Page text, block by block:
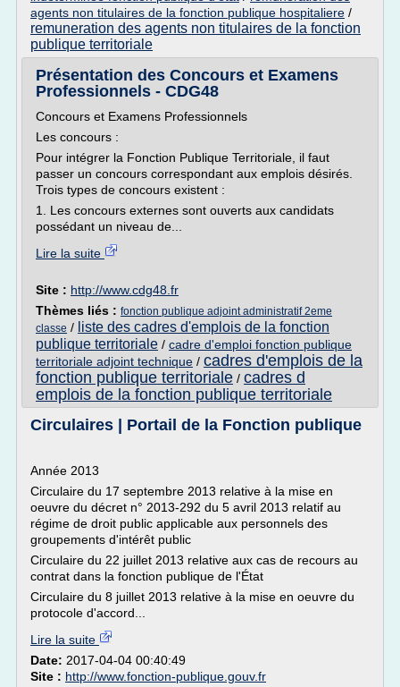
agents non titulaires de la fonction publique hospitaliere /
remuneration des agents non titulaires de la fonction
publique territoriale
Présentation des Concours et Examens
Professionnels - CDG48
Concours et Examens Professionnels
Les concours :
Pour intégrer la Fonction Publique Territoriale, il faut
passer un concours correspondant aux emplois désirés.
Trois types de concours existent :
1. Les concours externes sont ouverts aux candidats
possédant un niveau de...
Lire la suite
Site : http://www.cdg48.fr
Thèmes liés : fonction publique adjoint administratif 2eme
classe / liste des cadres d'emplois de la fonction
publique territoriale / cadre d'emploi fonction publique
territoriale adjoint technique / cadres d'emplois de la
fonction publique territoriale / cadres d
emplois de la fonction publique territoriale
Circulaires | Portail de la Fonction publique
Année 2013
Circulaire du 17 septembre 2013 relative à la mise en
oeuvre du décret n° 2013-292 du 5 avril 2013 relatif au
régime de droit public applicable aux personnels des
groupements d'intérêt public
Circulaire du 22 juillet 2013 relative aux cas de recours au
contrat dans la fonction publique de l'État
Circulaire du 8 juillet 2013 relative à la mise en oeuvre du
protocole d'accord...
Lire la suite
Date: 2017-04-04 00:40:49
Site : http://www.fonction-publique.gouv.fr